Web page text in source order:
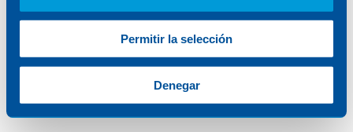
Permitir la selección
Denegar